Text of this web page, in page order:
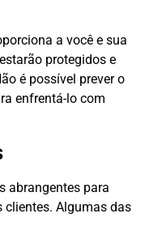
a você e sua
protegidos e
é possível prever o
enfrentá-lo com
abrangentes para
clientes. Algumas das